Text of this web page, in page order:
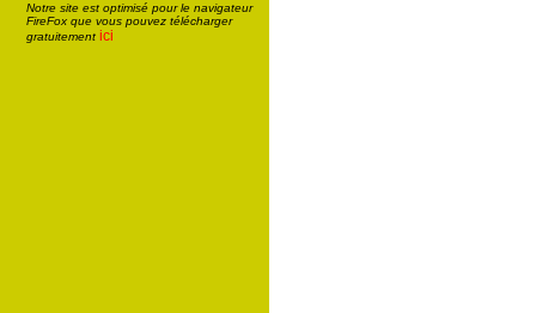
Notre site est optimisé pour le navigateur
FireFox que vous pouvez télécharger
gratuitement ici